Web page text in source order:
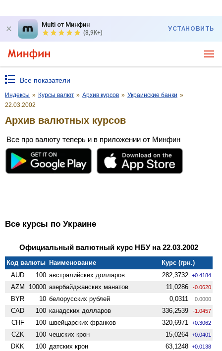
Multi от Минфин
(8,9K+)
УСТАНОВИТЬ
Все показатели
Индексы » Курсы валют » Архив курсов » Украинские банки »
22.03.2002
Архив валютных курсов
Все про валюту теперь и в приложении от Минфин
Все курсы по Украине
Официальный валютный курс НБУ на 22.03.2002
Код валюты Наименование
Курс (грн.)
AUD
100 австралийских долларов 282,3732 +0.4184
AZM 10000 азербайджанских манатов 11,0286 -0.0620
BYR 10 белорусских рублей 0,0311 0.0000
CAD 100 канадских долларов 336,2539 -1.0457
CHF 100 швейцарских франков 320,6971 +0.3062
CZK 100 чешских крон 15,0264 +0.0401
DKK 100 датских крон 63,1248 +0.0138